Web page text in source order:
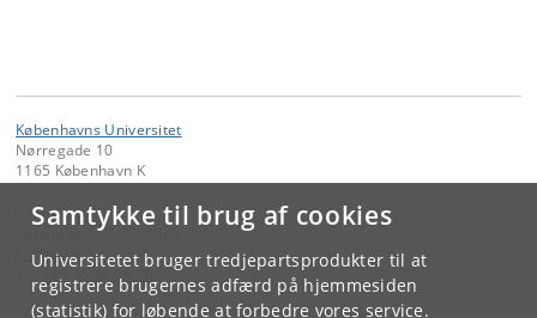
Samtykke til brug af cookies
Universitetet bruger tredjepartsprodukter til at
registrere brugernes adfærd på hjemmesiden
(statistik) for løbende at forbedre vores service.
Københavns Universitet
Nørregade 10
1165 København K
Kontakt:
Københavns Universitet
@ku.dk